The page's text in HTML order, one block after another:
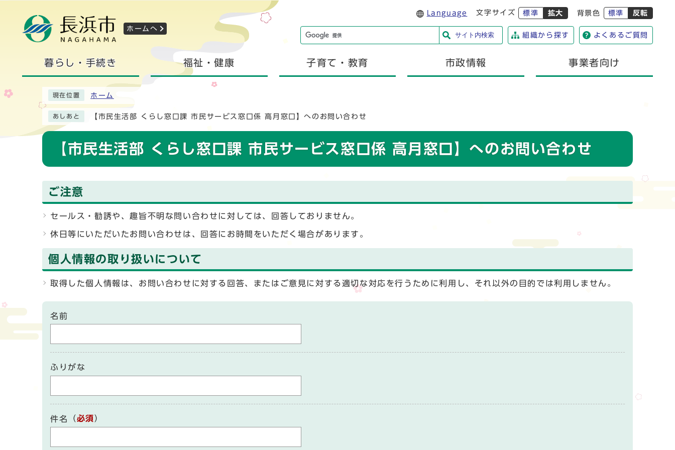
ホームへ
Language 文字サイズ 標準 拡大 背景色 標準 反転
サイト内検索 組織から探す よくあるご質問
暮らし・手続き 福祉・健康 子育て・教育 市政情報 事業者向け
現在位置 ホーム
あしあと 【市民生活部 くらし窓口課 市民サービス窓口係 高月窓口】へのお問い合わせ
【市民生活部 くらし窓口課 市民サービス窓口係 高月窓口】へのお問い合わせ
ご注意
セールス・勧誘や、趣旨不明な問い合わせに対しては、回答しておりません。
休日等にいただいたお問い合わせは、回答にお時間をいただく場合があります。
個人情報の取り扱いについて
取得した個人情報は、お問い合わせに対する回答、またはご意見に対する適切な対応を行うために利用し、それ以外の目的では利用しません。
名前
ふりがな
件名 （必須）